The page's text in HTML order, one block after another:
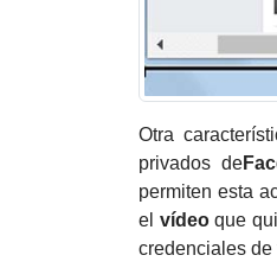
Otra
privados de
permiten esta
el vídeoque
credenciales de